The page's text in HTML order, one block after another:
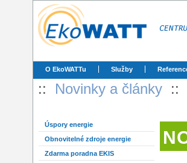
O EkoWATTu Služby
:: Novinky a články ::
Úspory energie
Obnovitelné zdroje energie
Zdarma poradna EKIS